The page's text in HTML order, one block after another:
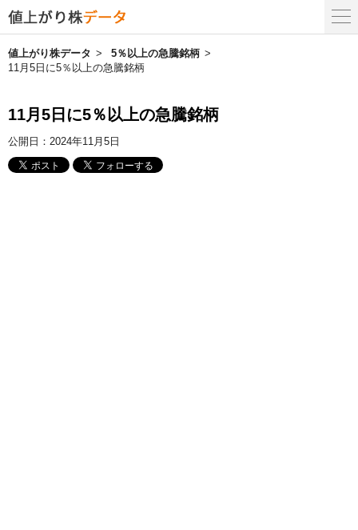
値上がり株データ
5％以上の急騰銘柄
11月5日に5％以上の急騰銘柄
11月5日に5％以上の急騰銘柄
公開日： 2024年11月5日